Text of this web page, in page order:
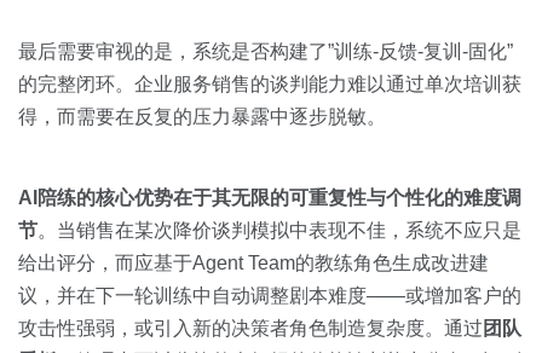
最后需要审视的是，系统是否构建了”训练-反馈-复训-固化”
的完整闭环。企业服务销售的谈判能力难以通过单次培训获
得，而需要在反复的压力暴露中逐步脱敏。
AI陪练的核心优势在于其无限的可重复性与个性化的难度调
节。当销售在某次降价谈判模拟中表现不佳，系统不应只是
给出评分，而应基于Agent Team的教练角色生成改进建
议，并在下一轮训练中自动调整剧本难度——或增加客户的
攻击性强弱，或引入新的决策者角色制造复杂度。通过 团队